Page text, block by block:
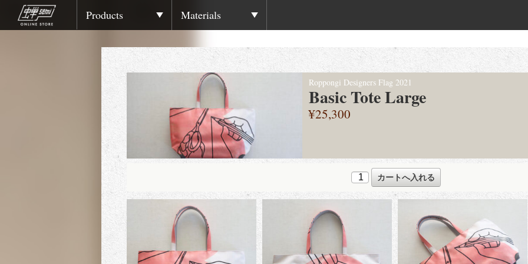
Products Materials
Roppongi Designers Flag 2021
Basic Tote Large
¥25,300